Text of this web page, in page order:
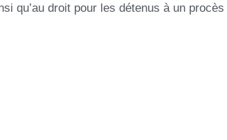
qu’au droit pour les détenus à un